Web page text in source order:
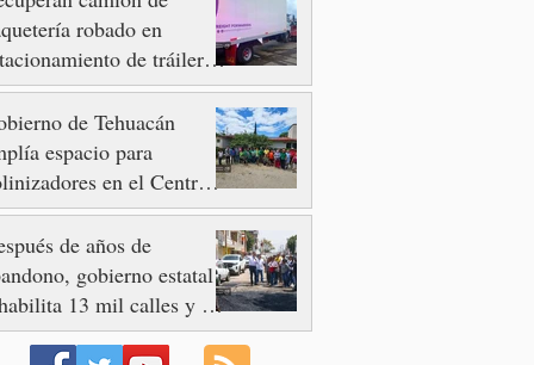
robado en
de tráileres
Quecholac
de Tehuacán
espacio para
en el Centro
Bienestar IMSS
de años de
gobierno estatal
13 mil calles y 73